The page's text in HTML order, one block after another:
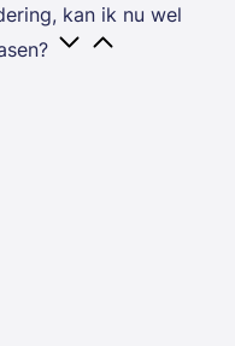
kan ik nu wel